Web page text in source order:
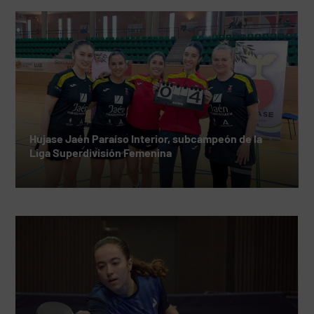
Hujase Jaén Paraíso Interior, subcampeón de la
Liga Superdivisión Femenina